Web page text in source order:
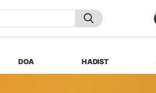
DOA HADIST